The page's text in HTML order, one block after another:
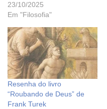
23/10/2025
Em "Filosofia"
Resenha do livro
“Roubando de Deus” de
Frank Turek